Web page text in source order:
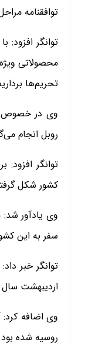
توافقنامه
توانگر افزود:
محصولاتی
تحریم‌ها
روبل انجام
توانگر
کشور شکل
وی یادآور
سفر به این
اردیبهشت سال
روسیه شده